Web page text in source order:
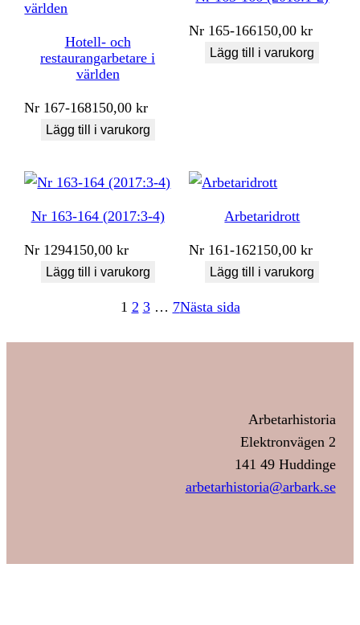
Hotell- och
restaurangarbetare i
världen
Nr 167-168150,00kr
Lägg till i varukorg
Nr 165-166150,00kr
Lägg till i varukorg
Nr 163-164 (2017:3-4)
Nr 1294150,00kr
Lägg till i varukorg
Arbetaridrott
Nr 161-162150,00kr
Lägg till i varukorg
1 2 3 … 7Nästa sida
Arbetarhistoria
Elektronvägen 2
141 49 Huddinge
arbetarhistoria@arbark.se